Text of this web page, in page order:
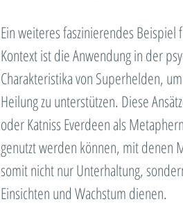
Ein weiteres faszinierendes
Kontext ist die Anwendung in der
Charakteristika von Superhelden,
Heilung zu unterstützen. Diese
oder Katniss Everdeen als
genutzt werden können, mit denen
somit nicht nur Unterhaltung,
Einsichten und Wachstum dienen​.